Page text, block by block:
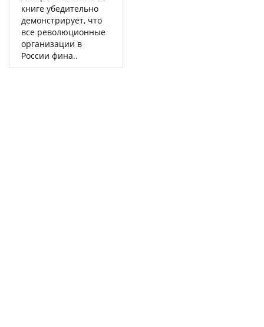
книге убедительно
демонстрирует, что
все революционные
организации в
России фина..